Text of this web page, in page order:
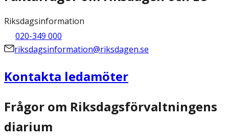
Riksdagsinformation
020-349 000
riksdagsinformation@riksdagen.se
Kontakta ledamöter
Frågor om Riksdagsförvaltningens
diarium